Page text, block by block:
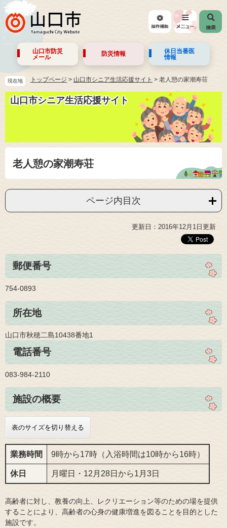
山口市防災
メール
防災情報
休日当番医
情報
現在地 トップページ > 山口市シニア生活応援サイト > 老人憩の家潮寿荘
山口市シニア生活応援サイト
老人憩の家潮寿荘
ページ内目次
更新日：2016年12月1日更新
郵便番号
754-0893
所在地
山口市秋穂二島10438番地1
電話番号
083-984-2110
施設の概要
表のサイズを切り替える
業務時間 9時から17時（入浴時間は10時から16時）
休日 月曜日・12月28日から1月3日
高齢者に対し、教養の向上、レクリエーション等のための場を提供
することにより、高齢者の心身の健康増進を図ることを目的とした
施設です。